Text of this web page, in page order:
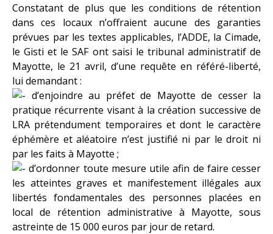
Constatant de plus que les conditions de rétention
dans ces locaux n’offraient aucune des garanties
prévues par les textes applicables, l’ADDE, la Cimade,
le Gisti et le SAF ont saisi le tribunal administratif de
Mayotte, le 21 avril, d’une requête en référé-liberté,
lui demandant :
d’enjoindre au préfet de Mayotte de cesser la
pratique récurrente visant à la création successive de
LRA prétendument temporaires et dont le caractère
éphémère et aléatoire n’est justifié ni par le droit ni
par les faits à Mayotte ;
d’ordonner toute mesure utile afin de faire cesser
les atteintes graves et manifestement illégales aux
libertés fondamentales des personnes placées en
local de rétention administrative à Mayotte, sous
astreinte de 15 000 euros par jour de retard.